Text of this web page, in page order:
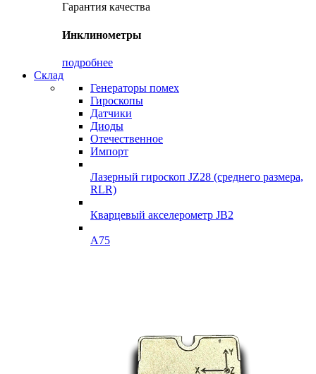
Гарантия качества
Инклинометры
подробнее
Склад
Генераторы помех
Гироскопы
Датчики
Диоды
Отечественное
Импорт
Лазерный гироскоп JZ28 (среднего размера,
RLR)
Кварцевый акселерометр JB2
A75